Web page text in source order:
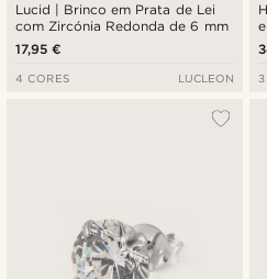
Lucid | Brinco em Prata de Lei
com Zircónia Redonda de 6 mm
17,95 €
4 CORES LUCLEON 3